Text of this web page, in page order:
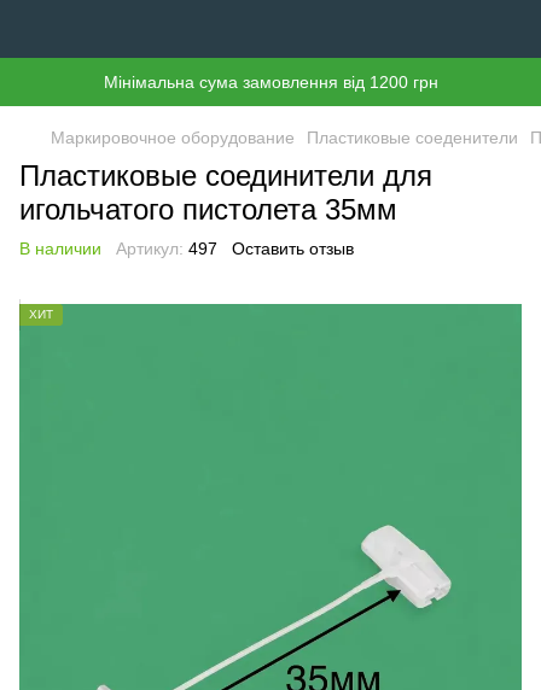
Мінімальна сума замовлення від 1200 грн
Маркировочное оборудование Пластиковые соеденители
Пластиковые соединители для
игольчатого пистолета 35мм
В наличии Артикул: 497 Оставить отзыв
ХИТ